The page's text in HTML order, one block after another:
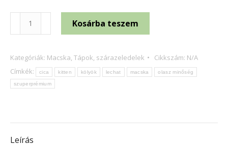
Monge
Lechat
Kitten
Szuperprémium
Kölyök
Kosárba teszem
Kategóriák: Macska, Tápok, szárazeledelek Cikkszám: N/A
Címkék:
cica kitten kölyök lechat macska olasz minőség
szuperprémium
Leírás